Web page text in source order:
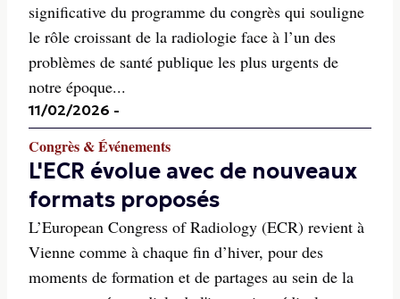
significative du programme du congrès qui souligne
le rôle croissant de la radiologie face à l’un des
problèmes de santé publique les plus urgents de
notre époque...
11/02/2026 -
Congrès & Événements
L'ECR évolue avec de nouveaux
formats proposés
L’European Congress of Radiology (ECR) revient à
Vienne comme à chaque fin d’hiver, pour des
moments de formation et de partages au sein de la